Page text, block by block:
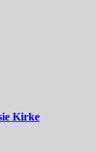
Kirke